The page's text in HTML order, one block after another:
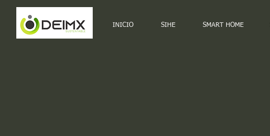
INICIO SIHE SMART HOME